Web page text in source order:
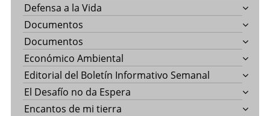
Defensa a la Vida
Documentos
Documentos
Económico Ambiental
Editorial del Boletín Informativo Semanal
El Desafío no da Espera
Encantos de mi tierra